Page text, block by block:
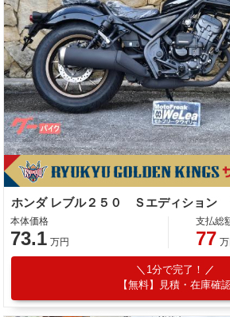
ホンダ レブル２５０ Ｓエディション
本体価格
73.1 万円
支払総
77
1分で完了！
【無料】見積・在庫確